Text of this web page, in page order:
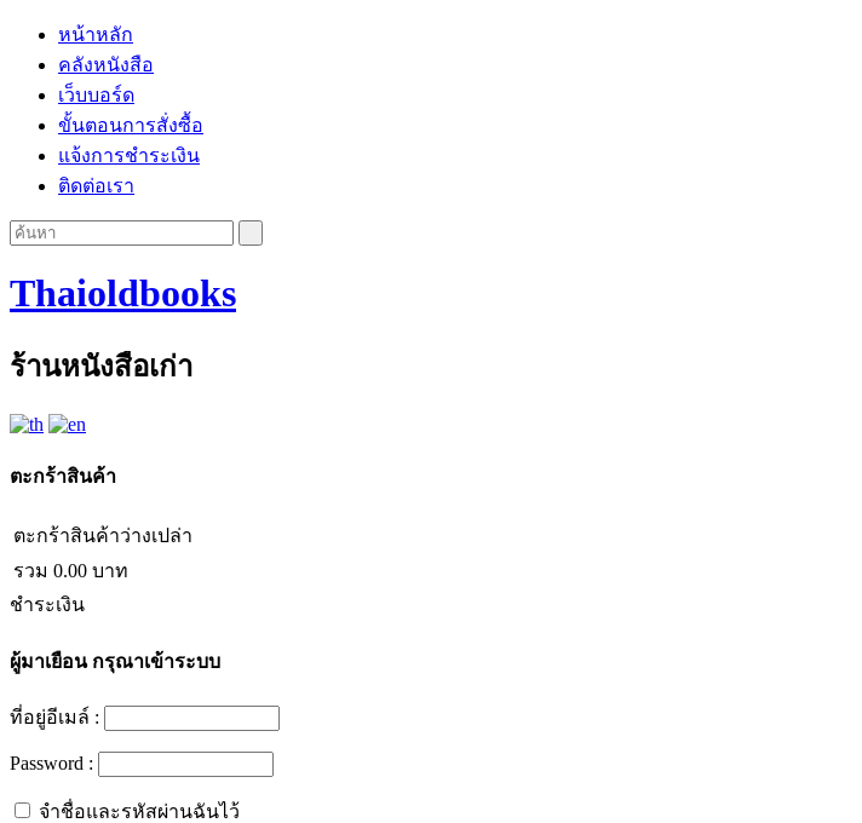
หน้าหลัก
คลังหนังสือ
เว็บบอร์ด
ขั้นตอนการสั่งซื้อ
แจ้งการชำระเงิน
ติดต่อเรา
Thaioldbooks
ร้านหนังสือเก่า
ตะกร้าสินค้า
ตะกร้าสินค้าว่างเปล่า
รวม 0.00 บาท
ชำระเงิน
ผู้มาเยือนกรุณาเข้าระบบ
ที่อยู่อีเมล์ :
Password :
จำชื่อและรหัสผ่านฉันไว้